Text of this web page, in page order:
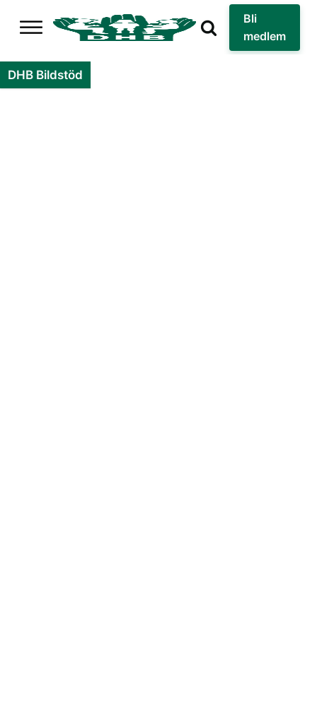
Bli
medlem
DHB Bildstöd